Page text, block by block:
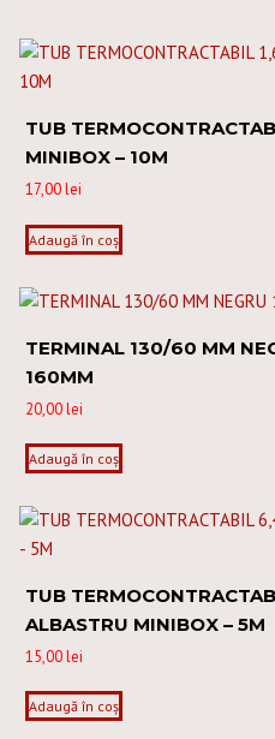
TUB
MINIBOX – 10M
17,00lei
Adaugă în coș
TERMINAL 130/60 MM
160MM
20,00lei
Adaugă în coș
TUB
ALBASTRU MINIBOX – 5M
15,00lei
Adaugă în coș